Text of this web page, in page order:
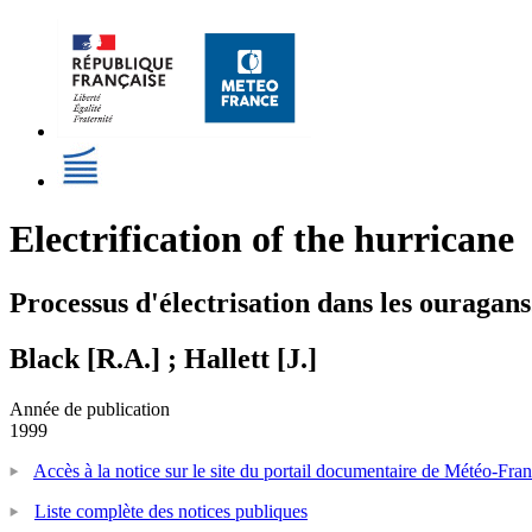
Electrification of the hurricane
Processus d'électrisation dans les
Black [R.A.] ; Hallett [J.]
Année de publication
1999
Accès à la notice sur le site du portail documentaire de Météo-
Liste complète des notices publiques